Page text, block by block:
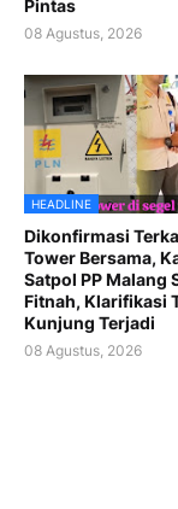
Pintas
08 Agustus, 2026
HEADLINE
Dikonfirmasi
Tower Bersama,
Satpol PP Malang
Fitnah, Klarifikasi
Kunjung Terjadi
08 Agustus, 2026